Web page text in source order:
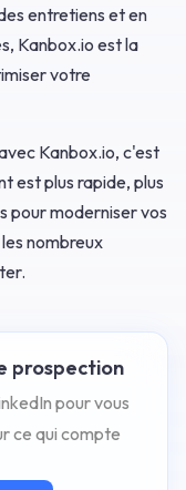
entretiens et en
Kanbox.io est la
votre
Kanbox.io, c'est
est plus rapide, plus
pour moderniser vos
nombreux
prospection
pour vous
ce qui compte